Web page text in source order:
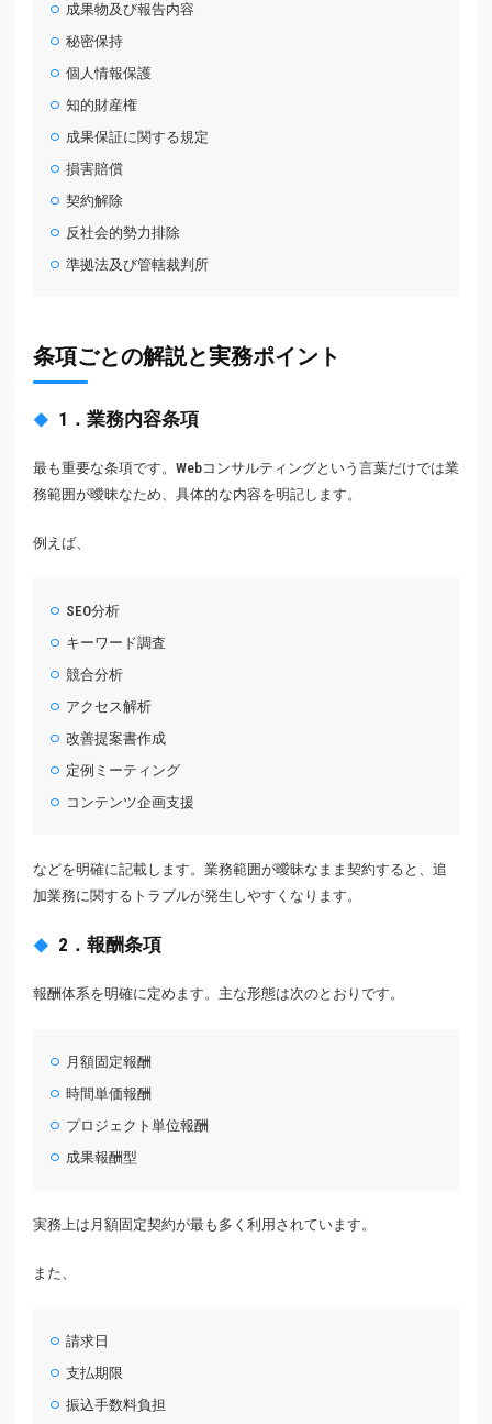
成果物及び報告内容
秘密保持
個人情報保護
知的財産権
成果保証に関する規定
損害賠償
契約解除
反社会的勢力排除
準拠法及び管轄裁判所
条項ごとの解説と実務ポイント
1．業務内容条項
最も重要な条項です。Webコンサルティングという言葉だけでは業
務範囲が曖昧なため、具体的な内容を明記します。
例えば、
SEO分析
キーワード調査
競合分析
アクセス解析
改善提案書作成
定例ミーティング
コンテンツ企画支援
などを明確に記載します。業務範囲が曖昧なまま契約すると、追
加業務に関するトラブルが発生しやすくなります。
2．報酬条項
報酬体系を明確に定めます。主な形態は次のとおりです。
月額固定報酬
時間単価報酬
プロジェクト単位報酬
成果報酬型
実務上は月額固定契約が最も多く利用されています。
また、
請求日
支払期限
振込手数料負担